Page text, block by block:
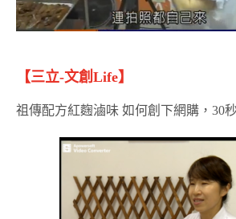
【三立-文創Life】
祖傳配方紅麴滷味 如何創下網購，30